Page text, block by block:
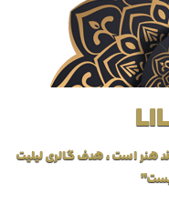
هنر است، هدف گالری لیلیت